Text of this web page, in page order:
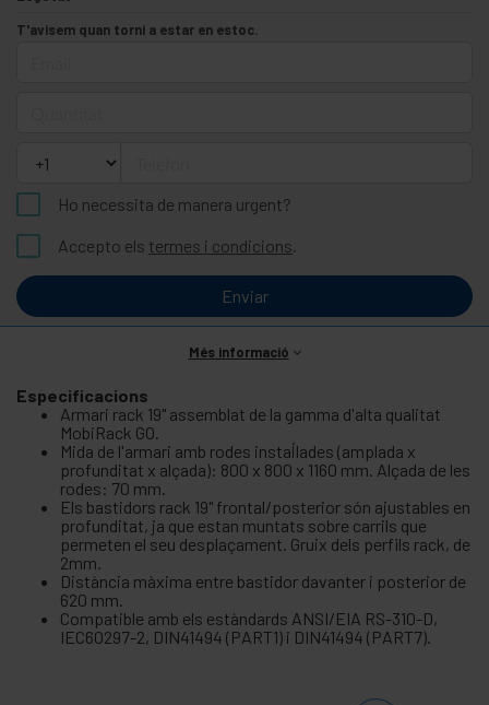
T'avisem quan torni a estar en estoc.
Ho necessita de manera urgent?
Accepto els termes i condicions.
Enviar
Més informació
Especificacions
Armari rack 19" assemblat de la gamma d'alta qualitat
MobiRack GO.
Mida de l'armari amb rodes instal·lades (amplada x
profunditat x alçada): 800 x 800 x 1160 mm. Alçada de les
rodes: 70 mm.
Els bastidors rack 19" frontal/posterior són ajustables en
profunditat, ja que estan muntats sobre carrils que
permeten el seu desplaçament. Gruix dels perfils rack, de
2mm.
Distància màxima entre bastidor davanter i posterior de
620 mm.
Compatible amb els estàndards ANSI/EIA RS-310-D,
IEC60297-2, DIN41494 (PART1) i DIN41494 (PART7).